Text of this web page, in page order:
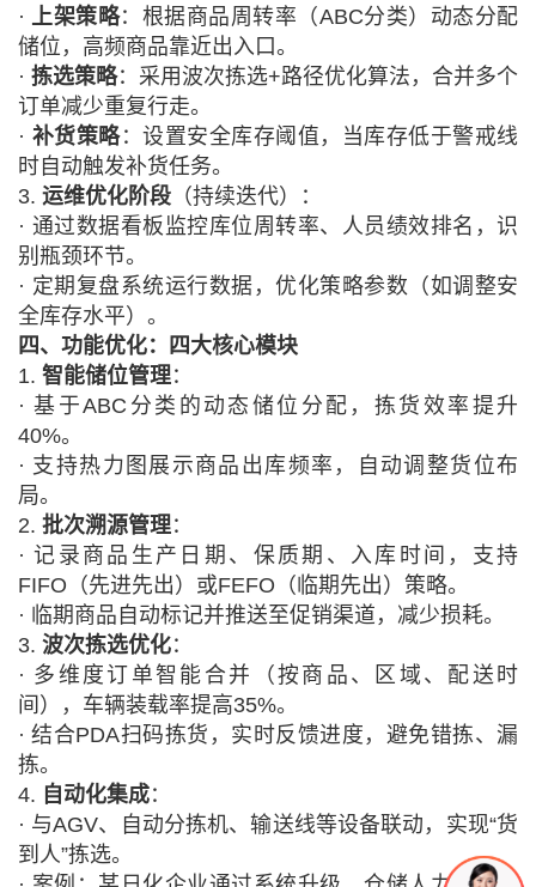
·
上架策略：根据商品周转率（ABC分类）动态分配
储位，高频商品靠近出入口。
· 拣选策略：采用波次拣选+路径优化算法，合并多个
订单减少重复行走。
· 补货策略：设置安全库存阈值，当库存低于警戒线
时自动触发补货任务。
3. 运维优化阶段 （持续迭代）：
· 通过数据看板监控库位周转率、人员绩效排名，识
别瓶颈环节。
· 定期复盘系统运行数据，优化策略参数（如调整安
全库存水平）。
四、功能优化：四大核心模块
1. 智能储位管理：
·基于ABC分类的动态储位分配，拣货效率提升
40%。
· 支持热力图展示商品出库频率，自动调整货位布
局。
2. 批次溯源管理：
·记录商品生产日期、保质期、入库时间，支持
FIFO（先进先出）或FEFO（临期先出）策略。
· 临期商品自动标记并推送至促销渠道，减少损耗。
3. 波次拣选优化：
· 多维度订单智能合并（按商品、区域、配送时
间），车辆装载率提高35%。
·结合PDA扫码拣货，实时反馈进度，避免错拣、漏
拣。
4. 自动化集成：
· 与AGV、自动分拣机、输送线等设备联动，实现“货
到人”拣选。